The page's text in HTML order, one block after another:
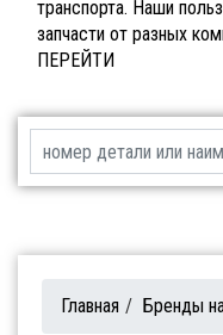
транспорта. Наши
запчасти от разных
ПЕРЕЙТИ
Главная / Бренды